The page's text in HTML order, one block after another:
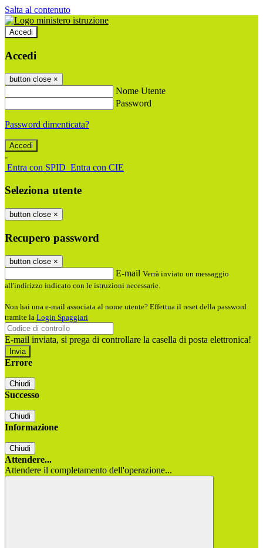
Salta al contenuto
Accedi
Accedi
button close ×
Nome Utente
Password
Password dimenticata?
-
Entra con SPID Entra con CIE
Seleziona utente
button close ×
Recupero password
button close ×
E-mail Verrà inviato un messaggio
all'indirizzo indicato con le istruzioni necessarie.
Non hai una e-mail associata al nome utente? Effettua il reset della password
tramite la Login Spaggiari
E-mail inviata, si prega di controllare la casella di posta elettronica!
Errore
Chiudi
Successo
Chiudi
Informazione
Chiudi
Attendere...
Attendere il completamento dell'operazione...